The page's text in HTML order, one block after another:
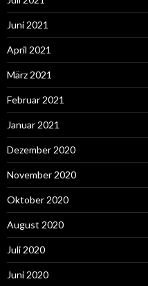
Juni 2021
April 2021
März 2021
Februar 2021
Januar 2021
Dezember 2020
November 2020
Oktober 2020
August 2020
Juli 2020
Juni 2020